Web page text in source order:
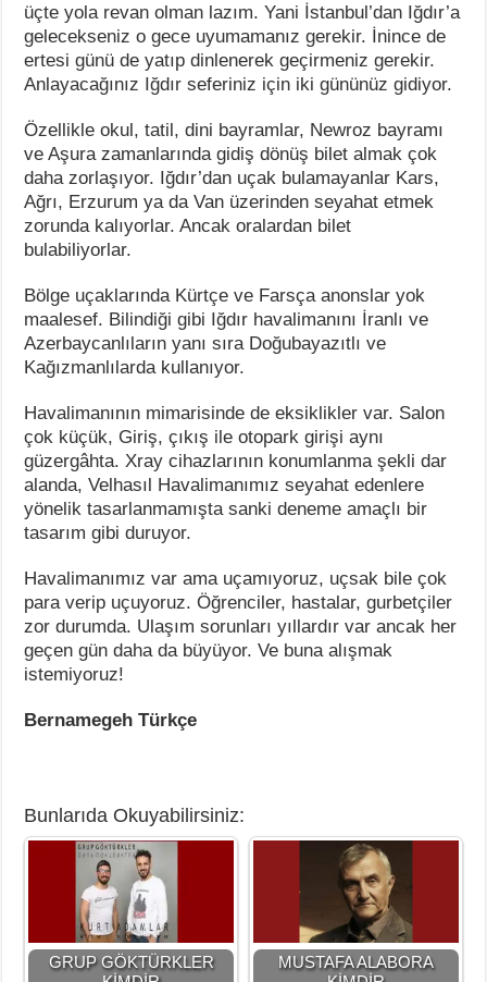
üçte yola revan olman lazım. Yani İstanbul’dan Iğdır’a
gelecekseniz o gece uyumamanız gerekir. İnince de
ertesi günü de yatıp dinlenerek geçirmeniz gerekir.
Anlayacağınız Iğdır seferiniz için iki gününüz gidiyor.
Özellikle okul, tatil, dini bayramlar, Newroz bayramı
ve Aşura zamanlarında gidiş dönüş bilet almak çok
daha zorlaşıyor. Iğdır’dan uçak bulamayanlar Kars,
Ağrı, Erzurum ya da Van üzerinden seyahat etmek
zorunda kalıyorlar. Ancak oralardan bilet
bulabiliyorlar.
Bölge uçaklarında Kürtçe ve Farsça anonslar yok
maalesef. Bilindiği gibi Iğdır havalimanını İranlı ve
Azerbaycanlıların yanı sıra Doğubayazıtlı ve
Kağızmanlılarda kullanıyor.
Havalimanının mimarisinde de eksiklikler var. Salon
çok küçük, Giriş, çıkış ile otopark girişi aynı
güzergâhta. Xray cihazlarının konumlanma şekli dar
alanda, Velhasıl Havalimanımız seyahat edenlere
yönelik tasarlanmamışta sanki deneme amaçlı bir
tasarım gibi duruyor.
Havalimanımız var ama uçamıyoruz, uçsak bile çok
para verip uçuyoruz. Öğrenciler, hastalar, gurbetçiler
zor durumda. Ulaşım sorunları yıllardır var ancak her
geçen gün daha da büyüyor. Ve buna alışmak
istemiyoruz!
Bernamegeh Türkçe
Bunlarıda Okuyabilirsiniz:
GRUP GÖKTÜRKLER
MUSTAFA ALABORA